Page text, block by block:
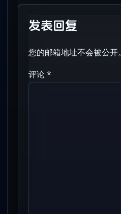
发表回复
您的邮箱地址不会被公开。
评论*